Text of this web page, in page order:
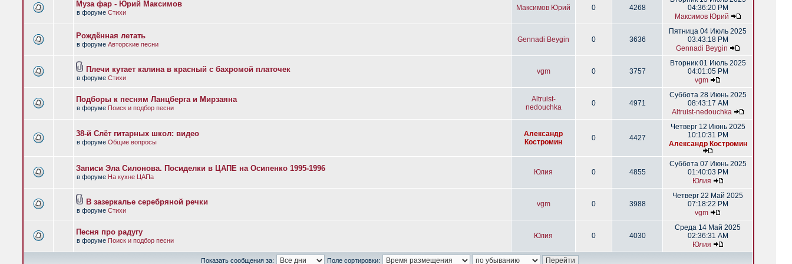
Муза фар - Юрий Максимов
в форуме Стихи
Максимов Юрий 0 4268
04:36:20 PM
Максимов Юрий
Рождённая летать
в форуме Авторские песни
Gennadi Beygin 0 3636
Пятница 04 Июль 2025
03:43:18 PM
Gennadi Beygin
Плечи кутает калина в красный с бахромой платочек
в форуме Стихи
vgm 0 3757
Вторник 01 Июль 2025
04:01:05 PM
vgm
Подборы к песням Ланцберга и Мирзаяна
в форуме Поиск и подбор песни
Altruist-
nedouchka
0 4971
Суббота 28 Июнь 2025
08:43:17 AM
Altruist-nedouchka
38-й Слёт гитарных школ: видео
в форуме Общие вопросы
Александр
Костромин
0 4427
Четверг 12 Июнь 2025
10:10:31 PM
Александр Костромин
Записи Эла Силонова. Посиделки в ЦАПЕ на Осипенко 1995-1996
в форуме На кухне ЦАПа
Юлия 0 4855
Суббота 07 Июнь 2025
01:40:03 PM
Юлия
В зазеркалье серебряной речки
в форуме Стихи
vgm 0 3988
Четверг 22 Май 2025
07:18:22 PM
vgm
Песня про радугу
в форуме Поиск и подбор песни
Юлия 0 4030
Среда 14 Май 2025
02:36:31 AM
Юлия
Показать сообщения за: Поле сортировки: